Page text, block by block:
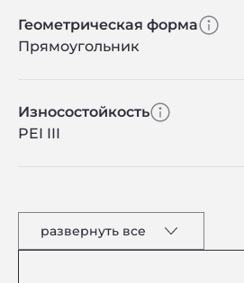
Геометрическая форма
Прямоугольник
Износостойкость
PEI III
развернуть все